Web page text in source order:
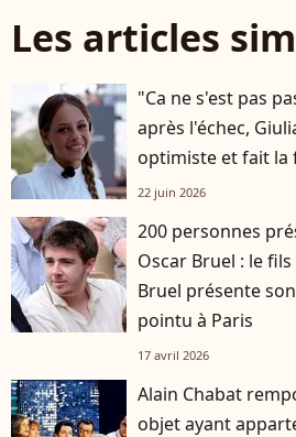
Les articles
"Ca ne s'est pas
après l'échec,
optimiste et fait la
22 juin 2026
200 personnes
Oscar Bruel : le
Bruel présente
pointu à Paris
17 avril 2026
Alain Chabat
objet ayant